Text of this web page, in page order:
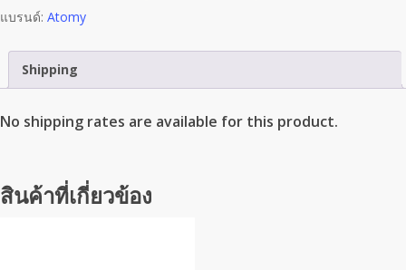
แบรนด์: Atomy
Shipping
No shipping rates are available for this product.
สินค้าที่เกี่ยวข้อง